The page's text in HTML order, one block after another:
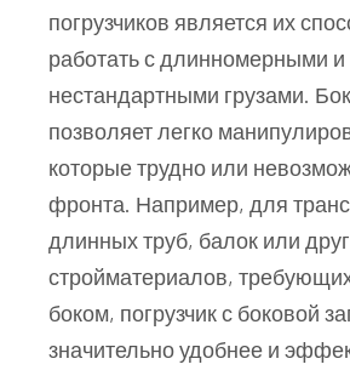
погрузчиков является их
работать с длинномерными и
нестандартными грузами.
позволяет легко
которые трудно или
фронта. Например, для
длинных труб, балок или
стройматериалов,
боком, погрузчик с боковой
значительно удобнее и